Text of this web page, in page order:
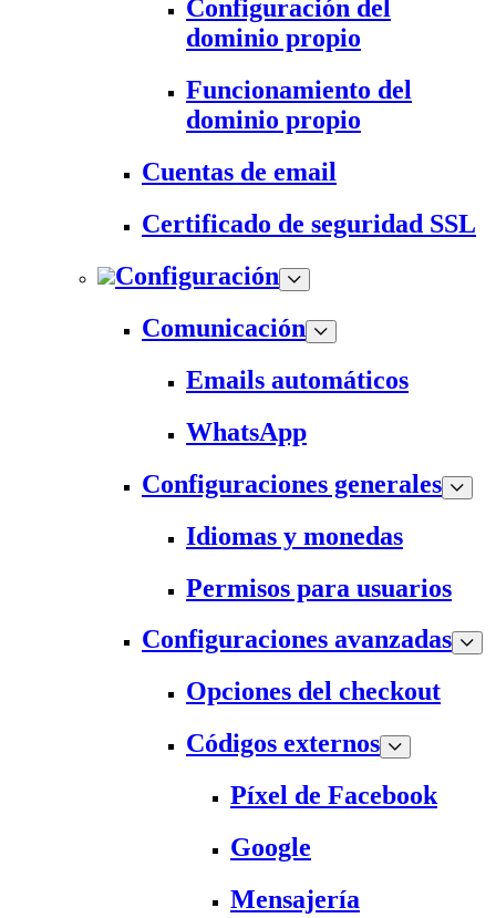
Configuración del
dominio propio
Funcionamiento del
dominio propio
Cuentas de email
Certificado de seguridad SSL
Configuración
Comunicación
Emails automáticos
WhatsApp
Configuraciones generales
Idiomas y monedas
Permisos para usuarios
Configuraciones avanzadas
Opciones del checkout
Códigos externos
Píxel de Facebook
Google
Mensajería